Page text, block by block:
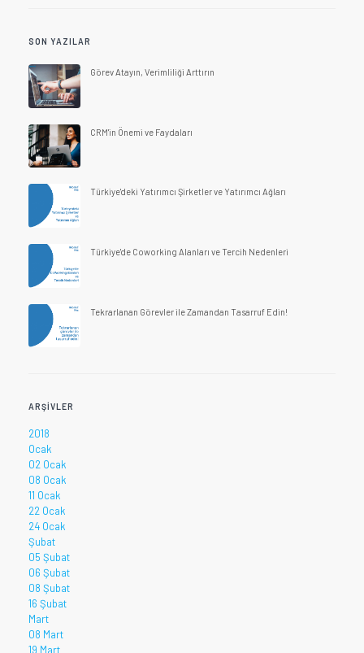
SON YAZILAR
Görev Atayın, Verimliliği Arttırın
CRM'in Önemi ve Faydaları
Türkiye'deki Yatırımcı Şirketler ve Yatırımcı Ağları
Türkiye'de Coworking Alanları ve Tercih Nedenleri
Tekrarlanan Görevler ile Zamandan Tasarruf Edin!
ARŞIVLER
2018
Ocak
02 Ocak
08 Ocak
11 Ocak
22 Ocak
24 Ocak
Şubat
05 Şubat
06 Şubat
08 Şubat
16 Şubat
Mart
08 Mart
19 Mart